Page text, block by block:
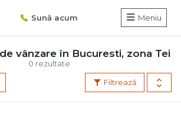
Sună acum Meniu
0 rezultate
vânzare în Bucuresti, zona Tei
Filtrează